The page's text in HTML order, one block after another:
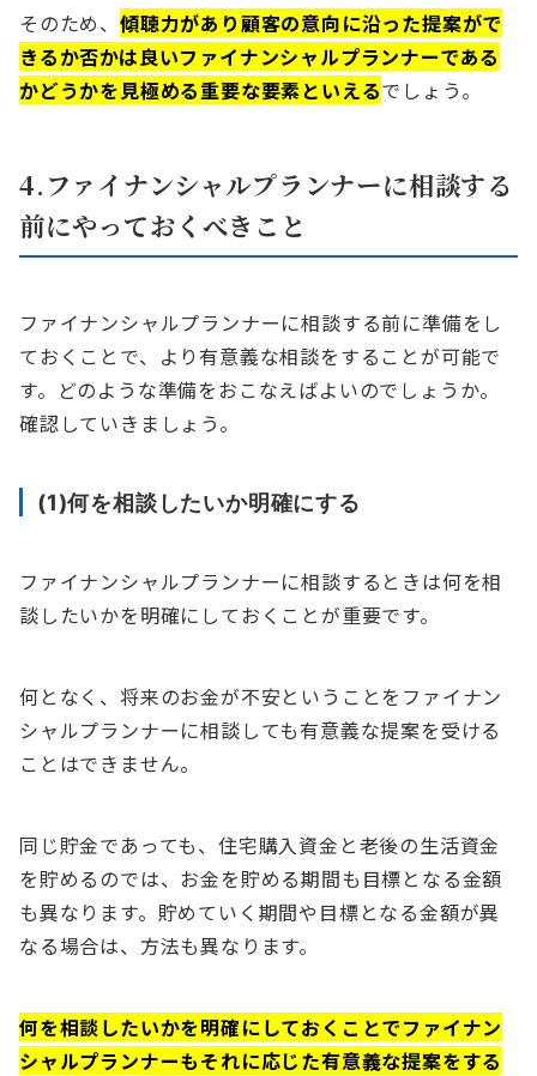
そのため、 傾聴力があり顧客の意向に沿った提案がで
きるか否かは良いファイナンシャルプランナーである
かどうかを見極める重要な要素といえるでしょう。
4.ファイナンシャルプランナーに相談する
前にやっておくべきこと
ファイナンシャルプランナーに相談する前に準備をし
ておくことで、より有意義な相談をすることが可能で
す。どのような準備をおこなえばよいのでしょうか。
確認していきましょう。
(1)何を相談したいか明確にする
ファイナンシャルプランナーに相談するときは何を相
談したいかを明確にしておくことが重要です。
何となく、将来のお金が不安ということをファイナン
シャルプランナーに相談しても有意義な提案を受ける
ことはできません。
同じ貯金であっても、住宅購入資金と老後の生活資金
を貯めるのでは、お金を貯める期間も目標となる金額
も異なります。貯めていく期間や目標となる金額が異
なる場合は、方法も異なります。
何を相談したいかを明確にしておくことでファイナン
シャルプランナーもそれに応じた有意義な提案をする